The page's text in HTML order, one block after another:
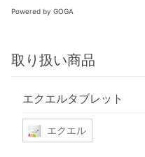
Powered by GOGA
取り扱い商品
エクエルタブレット
エクエル